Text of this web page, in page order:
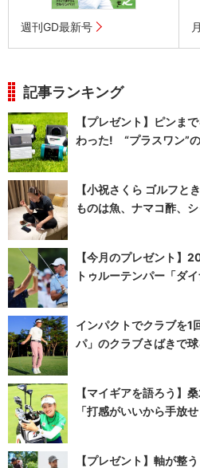
週刊GD最新号
記事ランキング
【プレゼント】ピンま
わった! “プラスワン”
【小祝さくら ゴルフ
ものは魚、ナマコ酢、
【今月のプレゼント】
トゥルーテンパー「ダ
インパクトでクラブを1
パ」のクラブさばきで
【マイギアを語ろう】
「打感がいいから手放せ
【プレゼント】軸が整